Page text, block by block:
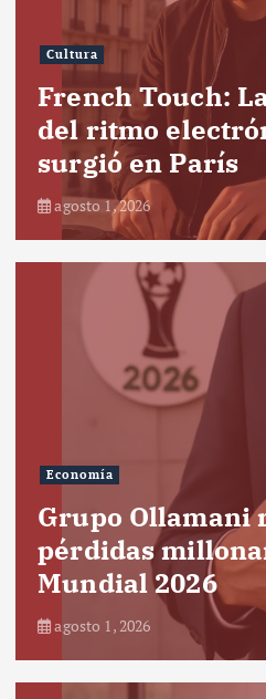
Cultura
French Touch:
del ritmo
surgió en París
agosto 1, 2026
Economía
Grupo Ollamani
pérdidas
Mundial 2026
agosto 1, 2026